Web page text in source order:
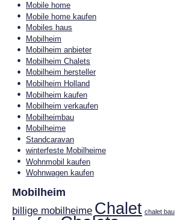
Mobile home
Mobile home kaufen
Mobiles haus
Mobilheim
Mobilheim anbieter
Mobilheim Chalets
Mobilheim hersteller
Mobilheim Holland
Mobilheim kaufen
Mobilheim verkaufen
Mobilheimbau
Mobilheime
Standcaravan
winterfeste Mobilheime
Wohnmobil kaufen
Wohnwagen kaufen
Mobilheim
billige mobilheime Chalet chalet bau